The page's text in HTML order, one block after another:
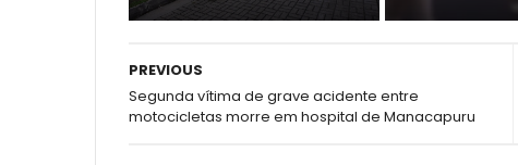
PREVIOUS
Segunda vítima de grave acidente entre
motocicletas morre em hospital de Manacapuru